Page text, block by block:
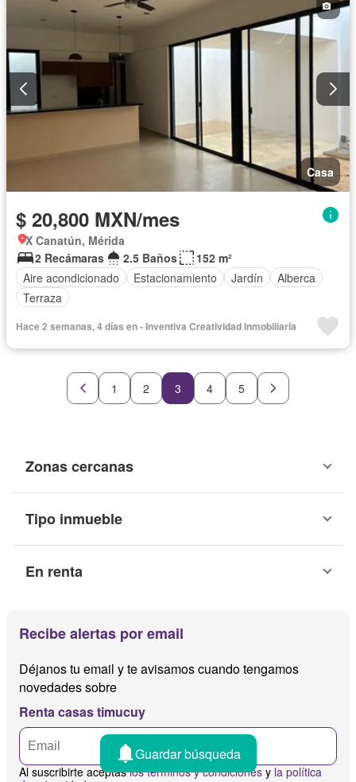
Casa
$ 20,800 MXN/mes
X Canatún, Mérida
2 Recámaras
2.5 Baños
152 m²
Aire acondicionado
Estacionamiento Jardín
Alberca
Terraza
Hace 2 semanas, 4 días en - Inventiva Creatividad Inmobiliaria
1 2 3 4 5
Zonas cercanas
Tipo inmueble
En renta
Recibe alertas por email
Déjanos tu email y te avisamos cuando tengamos
novedades sobre
Renta casas timucuy
Al suscribirte aceptaslos términos y condiciones y la política
Guardar búsqueda